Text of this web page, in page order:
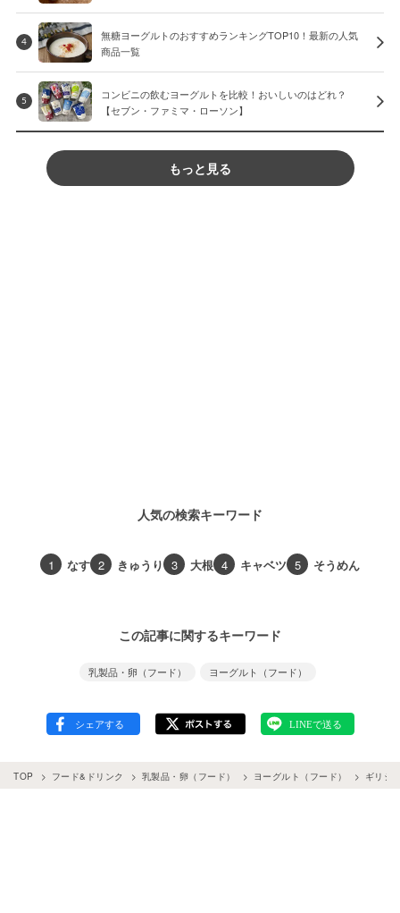
4
無糖ヨーグルトのおすすめランキングTOP10！最新の人気
商品一覧
5
コンビニの飲むヨーグルトを比較！おいしいのはどれ？
【セブン・ファミマ・ローソン】
もっと見る
人気の検索キーワード
1 なす 2 きゅうり 3 大根 4 キャベツ 5 そうめん
この記事に関するキーワード
乳製品・卵（フード） ヨーグルト（フード）
TOP フード&ドリンク 乳製品・卵（フード） ヨーグルト（フード） ギリシ